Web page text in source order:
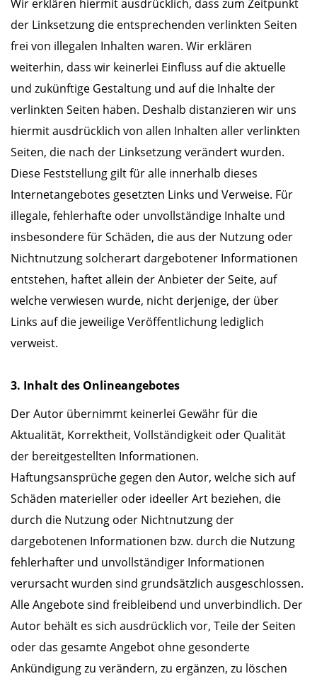
Wir erklären hiermit ausdrücklich, dass zum Zeitpunkt
der Linksetzung die entsprechenden verlinkten Seiten
frei von illegalen Inhalten waren. Wir erklären
weiterhin, dass wir keinerlei Einfluss auf die aktuelle
und zukünftige Gestaltung und auf die Inhalte der
verlinkten Seiten haben. Deshalb distanzieren wir uns
hiermit ausdrücklich von allen Inhalten aller verlinkten
Seiten, die nach der Linksetzung verändert wurden.
Diese Feststellung gilt für alle innerhalb dieses
Internetangebotes gesetzten Links und Verweise. Für
illegale, fehlerhafte oder unvollständige Inhalte und
insbesondere für Schäden, die aus der Nutzung oder
Nichtnutzung solcherart dargebotener Informationen
entstehen, haftet allein der Anbieter der Seite, auf
welche verwiesen wurde, nicht derjenige, der über
Links auf die jeweilige Veröffentlichung lediglich
verweist.
3. Inhalt des Onlineangebotes
Der Autor übernimmt keinerlei Gewähr für die
Aktualität, Korrektheit, Vollständigkeit oder Qualität
der bereitgestellten Informationen.
Haftungsansprüche gegen den Autor, welche sich auf
Schäden materieller oder ideeller Art beziehen, die
durch die Nutzung oder Nichtnutzung der
dargebotenen Informationen bzw. durch die Nutzung
fehlerhafter und unvollständiger Informationen
verursacht wurden sind grundsätzlich ausgeschlossen.
Alle Angebote sind freibleibend und unverbindlich. Der
Autor behält es sich ausdrücklich vor, Teile der Seiten
oder das gesamte Angebot ohne gesonderte
Ankündigung zu verändern, zu ergänzen, zu löschen